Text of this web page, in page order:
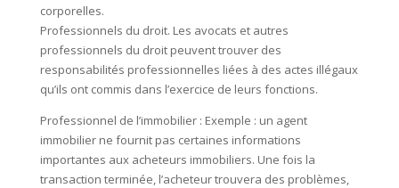
corporelles.
Professionnels du droit. Les avocats et autres
professionnels du droit peuvent trouver des
responsabilités professionnelles liées à des actes illégaux
qu’ils ont commis dans l’exercice de leurs fonctions.
Professionnel de l’immobilier : Exemple : un agent
immobilier ne fournit pas certaines informations
importantes aux acheteurs immobiliers. Une fois la
transaction terminée, l’acheteur trouvera des problèmes,